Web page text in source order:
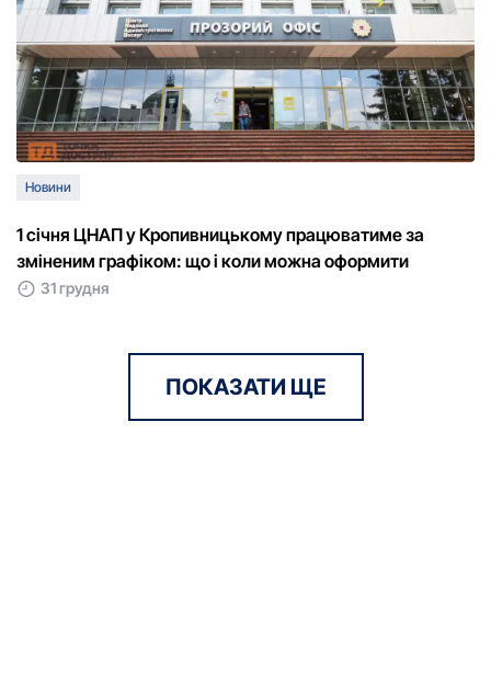
Новини
1 січня ЦНАП у Кропивницькому працюватиме за
зміненим графіком: що і коли можна оформити
31 грудня
ПОКАЗАТИ ЩЕ